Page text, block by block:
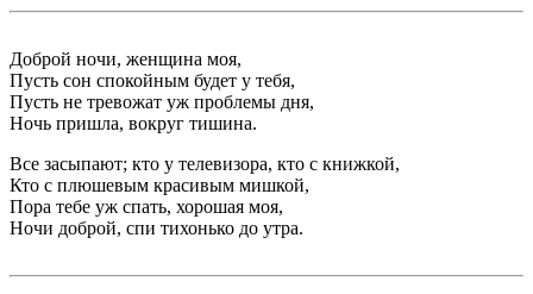
Доброй ночи, женщина моя,
Пусть сон спокойным будет у тебя,
Пусть не тревожат уж проблемы дня,
Ночь пришла, вокруг тишина.
Все засыпают; кто у телевизора, кто с книжкой,
Кто с плюшевым красивым мишкой,
Пора тебе уж спать, хорошая моя,
Ночи доброй, спи тихонько до утра.